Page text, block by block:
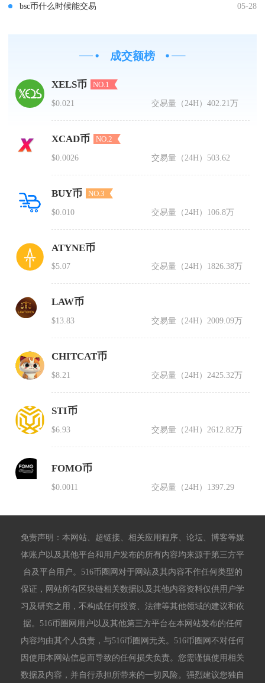
bsc币什么时候能交易 05-28
成交额榜
XELS币 NO.1
$0.021 交易量（24H）402.21万
XCAD币 NO.2
$0.0026 交易量（24H） 503.62
BUY币 NO.3
$0.010 交易量（24H） 106.8万
ATYNE币
$5.07 交易量（24H） 1826.38万
LAW币
$13.83 交易量（24H）2009.09万
CHITCAT币
$8.21 交易量（24H） 2425.32万
STI币
$6.93 交易量（24H） 2612.82万
FOMO币
$0.0011 交易量（24H） 1397.29
免责声明：本网站、超链接、相关应用程序、论坛、博客等媒
体账户以及其他平台和用户发布的所有内容均来源于第三方平
台及平台用户。516币圈网对于网站及其内容不作任何类型的
保证，网站所有区块链相关数据以及其他内容资料仅供用户学
习及研究之用，不构成任何投资、法律等其他领域的建议和依
据。516币圈网用户以及其他第三方平台在本网站发布的任何
内容均由其个人负责，与516币圈网无关。516币圈网不对任何
因使用本网站信息而导致的任何损失负责。您需谨慎使用相关
数据及内容，并自行承担所带来的一切风险。强烈建议您独自